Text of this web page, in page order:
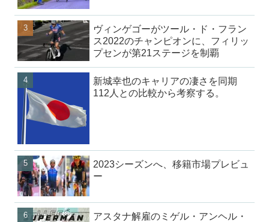
ヴィンゲゴーがツール・ド・フラン
ス2022のチャンピオンに、フィリッ
プセンが第21ステージを制覇
新城幸也のキャリアの凄さを同期
112人との比較から考察する。
2023シーズンへ、移籍市場プレビュ
ー
アスタナ解雇のミゲル・アンヘル・